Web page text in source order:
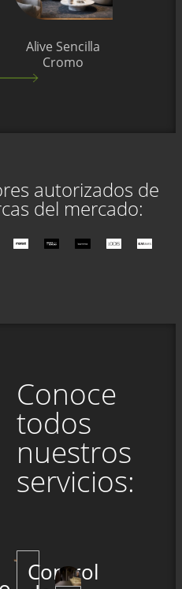
Alive Sencilla
Cromo
autorizados de
del mercado:
Conoce
todos
nuestros
servicios:
Control